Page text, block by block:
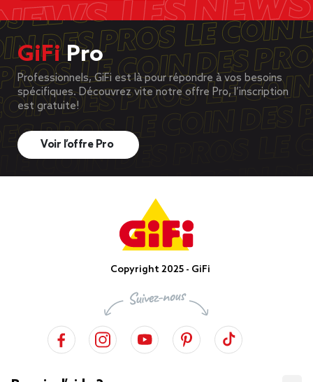
GiFiPro
Professionnels, GiFi est là pour répondre à vos besoins
spécifiques. Découvrez vite notre offre Pro, l’inscription
est gratuite!
Voir l’offre Pro
Copyright 2025 - GiFi